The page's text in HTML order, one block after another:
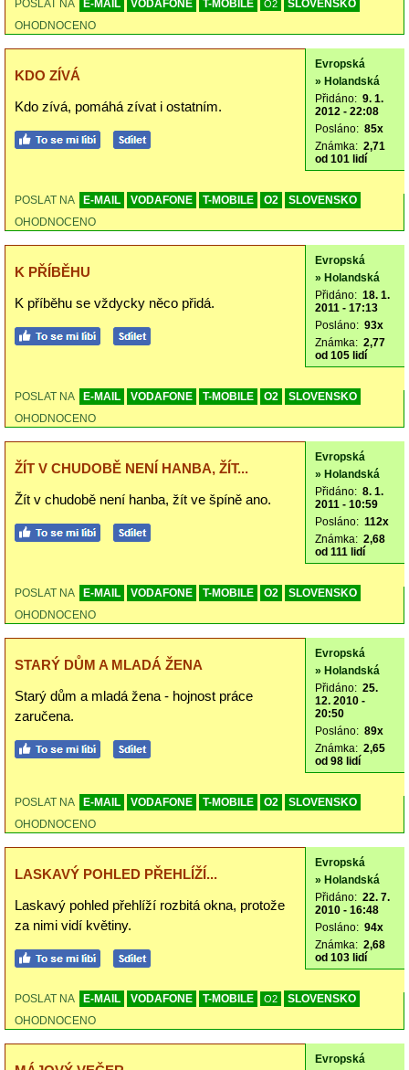
POSLAT NA E-MAIL VODAFONE T-MOBILE O2
SLOVENSKO
OHODNOCENO
KDO ZÍVÁ
Kdo zívá, pomáhá zívat i ostatním.
Evropská
» Holandská
Přidáno: 9. 1.
2012 - 22:08
Posláno: 85x
Známka: 2,71
od 101 lidí
POSLAT NA E-MAIL VODAFONE T-MOBILE O2
SLOVENSKO
OHODNOCENO
K PŘÍBĚHU
K příběhu se vždycky něco přidá.
Evropská
» Holandská
Přidáno: 18. 1.
2011 - 17:13
Posláno: 93x
Známka: 2,77
od 105 lidí
POSLAT NA E-MAIL VODAFONE T-MOBILE O2
SLOVENSKO
OHODNOCENO
ŽÍT V CHUDOBĚ NENÍ HANBA, ŽÍT...
Žít v chudobě není hanba, žít ve špíně ano.
Evropská
» Holandská
Přidáno: 8. 1.
2011 - 10:59
Posláno: 112x
Známka: 2,68
od 111 lidí
POSLAT NA E-MAIL VODAFONE T-MOBILE O2
SLOVENSKO
OHODNOCENO
STARÝ DŮM A MLADÁ ŽENA
Starý dům a mladá žena - hojnost práce
zaručena.
Evropská
» Holandská
Přidáno: 25.
12. 2010 -
20:50
Posláno: 89x
Známka: 2,65
od 98 lidí
POSLAT NA E-MAIL VODAFONE T-MOBILE O2
SLOVENSKO
OHODNOCENO
LASKAVÝ POHLED PŘEHLÍŽÍ...
Laskavý pohled přehlíží rozbitá okna, protože
za nimi vidí květiny.
Evropská
» Holandská
Přidáno: 22. 7.
2010 - 16:48
Posláno: 94x
Známka: 2,68
od 103 lidí
POSLAT NA E-MAIL VODAFONE T-MOBILE O2
SLOVENSKO
OHODNOCENO
Evropská